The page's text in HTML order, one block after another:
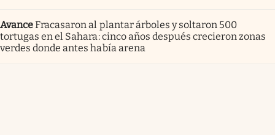
AvanceFracasaron al plantar árboles y soltaron 500
tortugas en el Sahara: cinco años después crecieron zonas
verdes donde antes había arena